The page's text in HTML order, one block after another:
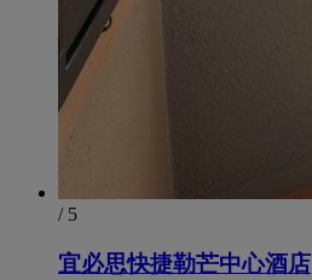
/ 5
宜必思快捷勒芒中心酒店